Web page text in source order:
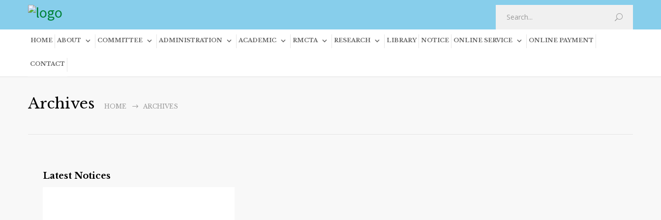
HOME ABOUT COMMITTEE ADMINISTRATION ACADEMIC RMCTA RESEARCH LIBRARY NOTICE ONLINE SERVICE ONLINE PAYMENT
CONTACT
Archives HOME ARCHIVES
Latest Notices